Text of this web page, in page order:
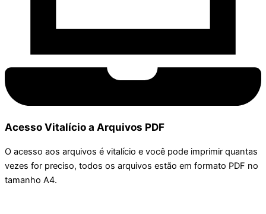
Acesso Vitalício a Arquivos PDF
O acesso aos arquivos é vitalício e você pode imprimir quantas
vezes for preciso, todos os arquivos estão em formato PDF no
tamanho A4.